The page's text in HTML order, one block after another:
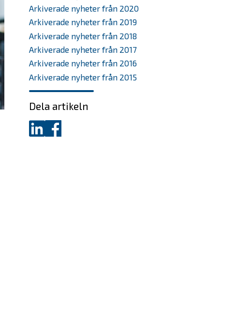
Arkiverade nyheter från 2020
Arkiverade nyheter från 2019
Arkiverade nyheter från 2018
Arkiverade nyheter från 2017
Arkiverade nyheter från 2016
Arkiverade nyheter från 2015
Dela artikeln
Dela
på
Dela
på